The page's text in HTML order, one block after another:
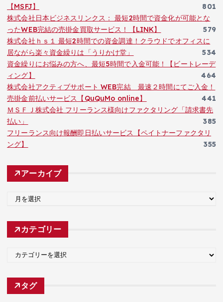
【MSFJ】
801
株式会社日本ビジネスリンクス： 最短2時間で資金化が可能とな
ったWEB完結の売掛金買取サービス！【LINK】
579
株式会社ｈｓ１ 最短2時間での資金調達！クラウドでオフィスに
居ながら楽々資金繰りは「うりかけ堂」
534
資金繰りにお悩みの方へ、最短5時間で入金可能！【ビートレーデ
ィング】
464
株式会社アクティブサポート WEB完結 最速２時間にてご入金！
売掛金前払いサービス【QuQuMo online】
441
ＭＳＦＪ株式会社 フリーランス様向けファクタリング「請求書先
払い」
385
フリーランス向け報酬即日払いサービス【ペイトナーファクタリ
ング】
355
アーカイブ
カ
カテゴリー
ゴ
タグ